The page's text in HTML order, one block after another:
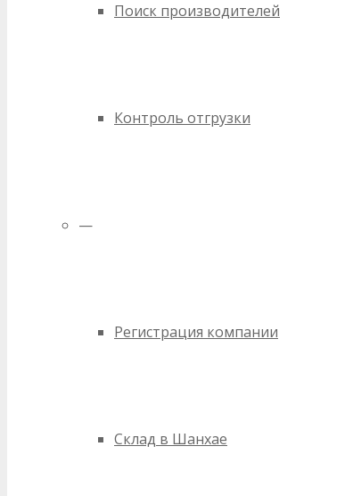
Поиск производителей
Контроль отгрузки
—
Регистрация компании
Склад в Шанхае